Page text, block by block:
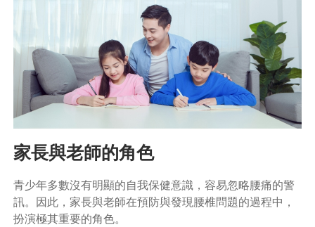
家長與老師的角色
青少年多數沒有明顯的自我保健意識，容易忽略腰痛的警
訊。因此，家長與老師在預防與發現腰椎問題的過程中，
扮演極其重要的角色。